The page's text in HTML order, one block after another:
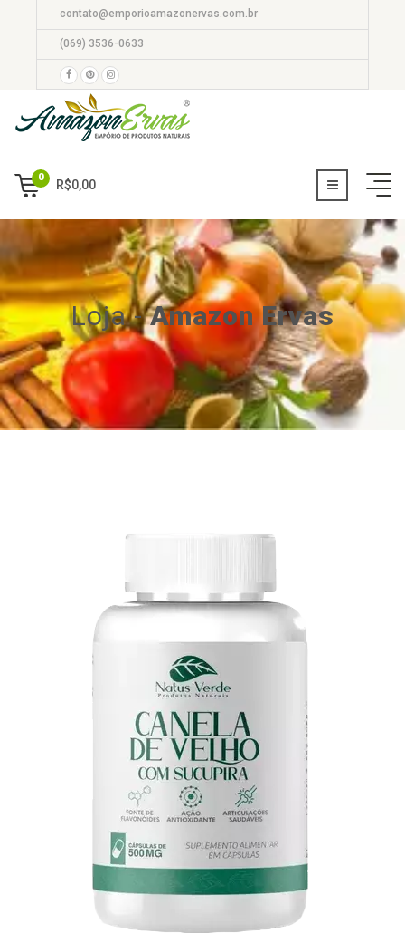
contato@emporioamazonervas.com.br
(069) 3536-0633
0
R$0,00
Loja -Amazon Ervas